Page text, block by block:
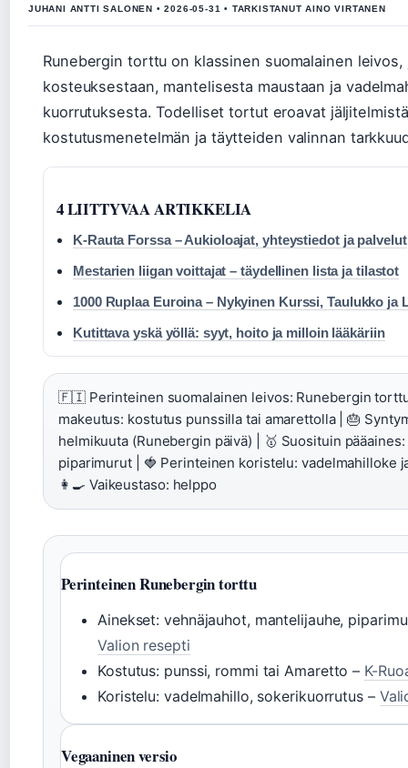
JUHANI ANTTI SALONEN • 2026-05-31 • TARKISTANUT AINO VIRTANEN
Runebergin torttu on klassinen suomalainen
kosteuksestaan, mantelisesta maustaan ja
kuorrutuksesta. Todelliset tortut eroavat
kostutusmenetelmän ja täytteiden valinnan
4 LIITTYVAA ARTIKKELIA
K-Rauta Forssa – Aukioloajat, yhteystiedot ja palvelut
Mestarien liigan voittajat – täydellinen lista ja tilastot
1000 Ruplaa Euroina – Nykyinen Kurssi, Taulukko ja
Kutittava yskä yöllä: syyt, hoito ja milloin lääkäriin
🇫🇮 Perinteinen suomalainen leivos: Runebergin
makeutus: kostutus punssilla tai amarettolla | 🎂
helmikuuta (Runebergin päivä) | 🥇 Suosituin
piparimurut | 🍓 Perinteinen koristelu: vadelmahilloke
👩‍🍳 Vaikeustaso: helppo
Perinteinen Runebergin torttu
Ainekset: vehnäjauhot, mantelijauhe,
Valion resepti
Kostutus: punssi, rommi tai Amaretto – K-
Koristelu: vadelmahillo, sokerikuorrutus –
Vegaaninen versio